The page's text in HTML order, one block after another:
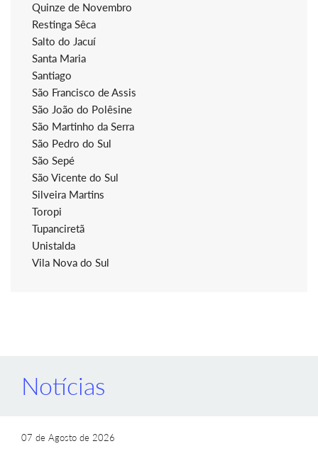
Quinze de Novembro
Restinga Sêca
Salto do Jacuí
Santa Maria
Santiago
São Francisco de Assis
São João do Polêsine
São Martinho da Serra
São Pedro do Sul
São Sepé
São Vicente do Sul
Silveira Martins
Toropi
Tupanciretã
Unistalda
Vila Nova do Sul
Notícias
07 de Agosto de 2026